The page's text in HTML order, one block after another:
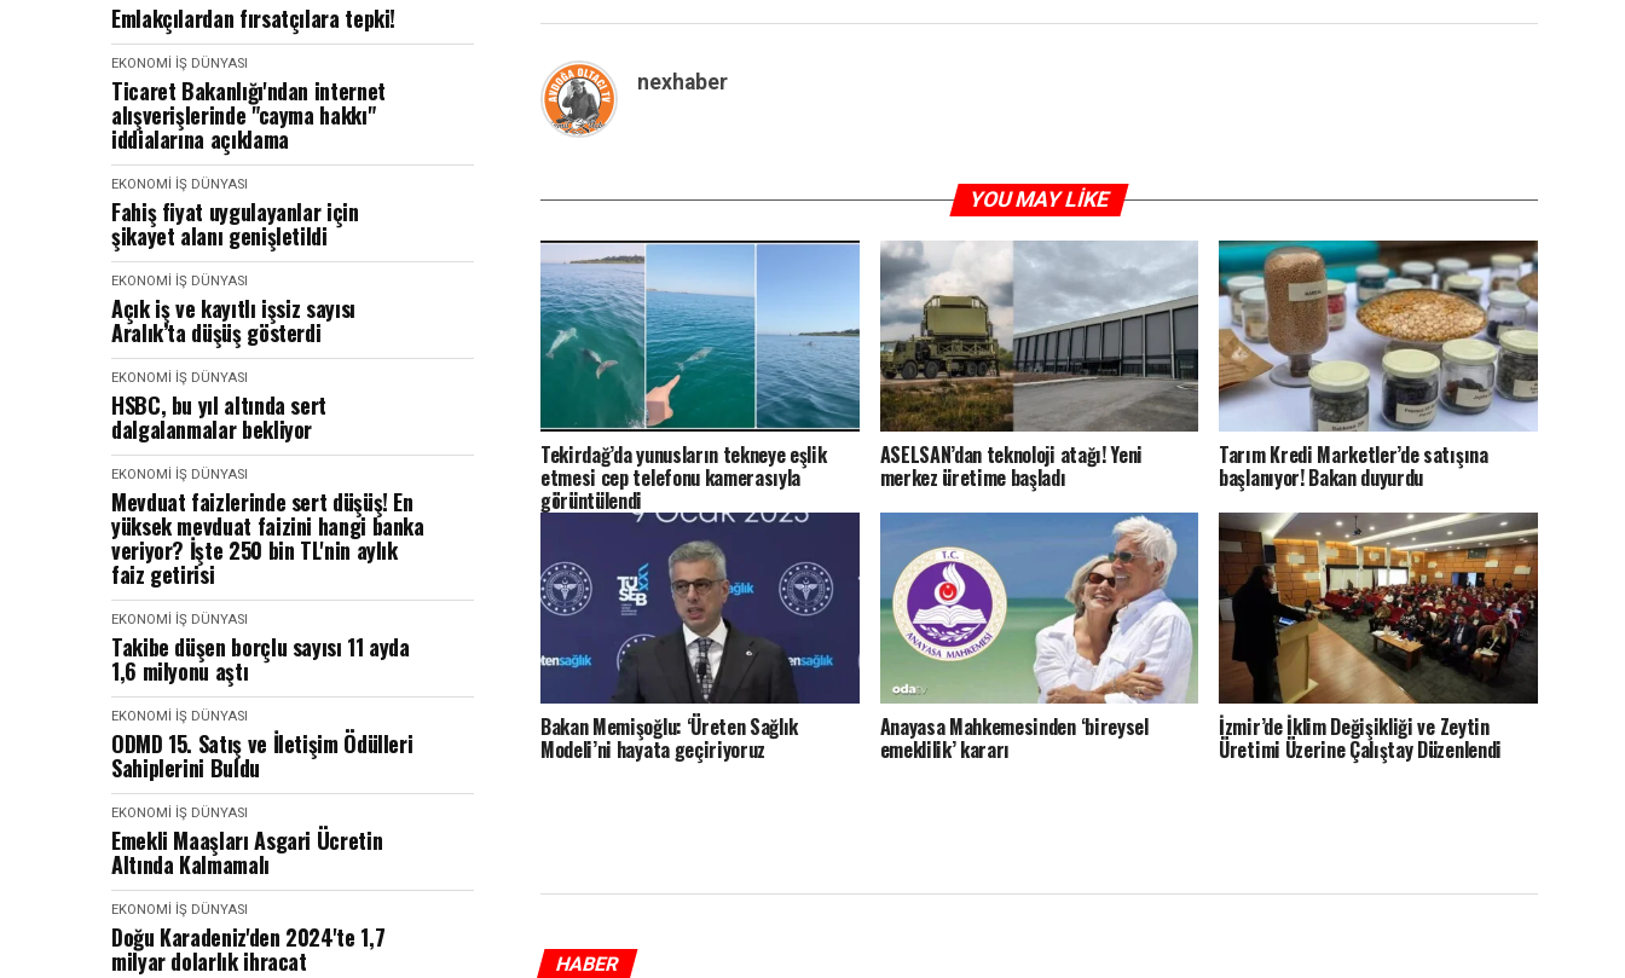
Emlakçılardan fırsatçılara tepki!
EKONOMI İŞ DÜNYASI
Ticaret Bakanlığı'ndan internet
alışverişlerinde "cayma hakkı"
iddialarına açıklama
EKONOMI İŞ DÜNYASI
Fahiş fiyat uygulayanlar için
şikayet alanı genişletildi
EKONOMI İŞ DÜNYASI
Açık iş ve kayıtlı işsiz sayısı
Aralık’ta düşüş gösterdi
EKONOMI İŞ DÜNYASI
HSBC, bu yıl altında sert
dalgalanmalar bekliyor
EKONOMI İŞ DÜNYASI
Mevduat faizlerinde sert düşüş! En
yüksek mevduat faizini hangi banka
veriyor? İşte 250 bin TL'nin aylık
faiz getirisi
EKONOMI İŞ DÜNYASI
Takibe düşen borçlu sayısı 11 ayda
1,6 milyonu aştı
EKONOMI İŞ DÜNYASI
ODMD 15. Satış ve İletişim Ödülleri
Sahiplerini Buldu
EKONOMI İŞ DÜNYASI
Emekli Maaşları Asgari Ücretin
Altında Kalmamalı
EKONOMI İŞ DÜNYASI
Doğu Karadeniz'den 2024'te 1,7
milyar dolarlık ihracat
nexhaber
YOU MAY LIKE
Tekirdağ’da yunusların tekneye eşlik
etmesi cep telefonu kamerasıyla
görüntülendi
ASELSAN’dan teknoloji atağı! Yeni
merkez üretime başladı
Tarım Kredi Marketler’de satışına
başlanıyor! Bakan duyurdu
Bakan Memişoğlu: ‘Üreten Sağlık
Modeli’ni hayata geçiriyoruz
Anayasa Mahkemesinden ‘bireysel
emeklilik’ kararı
İzmir’de İklim Değişikliği ve Zeytin
Üretimi Üzerine Çalıştay Düzenlendi
HABER